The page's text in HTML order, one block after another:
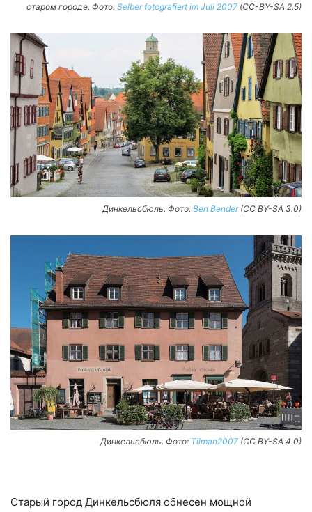
старом городе. Фото: Selber fotografiert im Juli 2007 (CC-BY-SA 2.5)
Динкельсбюль. Фото: Ben Bender(CC BY-SA 3.0)
Динкельсбюль. Фото: Tilman2007 (CC BY-SA 4.0)
Старый город Динкельсбюля обнесен мощной